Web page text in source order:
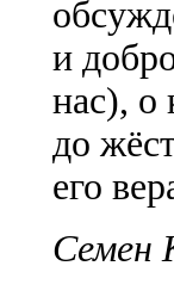
и
нас), о
до
его
Семен